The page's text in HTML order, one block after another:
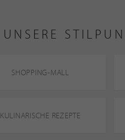
UNSERE
SHOPPING-MALL
KULINARISCHE REZEPTE